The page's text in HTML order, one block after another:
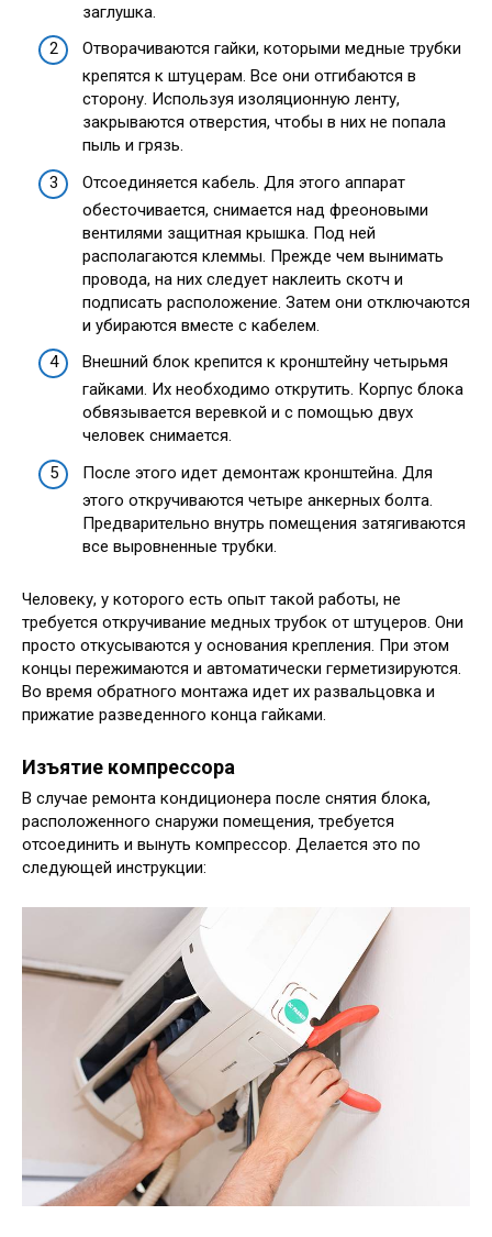
заглушка.
Отворачиваются гайки, которыми медные трубки
крепятся к штуцерам. Все они отгибаются в
сторону. Используя изоляционную ленту,
закрываются отверстия, чтобы в них не попала
пыль и грязь.
Отсоединяется кабель. Для этого аппарат
обесточивается, снимается над фреоновыми
вентилями защитная крышка. Под ней
располагаются клеммы. Прежде чем вынимать
провода, на них следует наклеить скотч и
подписать расположение. Затем они отключаются
и убираются вместе с кабелем.
Внешний блок крепится к кронштейну четырьмя
гайками. Их необходимо открутить. Корпус блока
обвязывается веревкой и с помощью двух
человек снимается.
После этого идет демонтаж кронштейна. Для
этого откручиваются четыре анкерных болта.
Предварительно внутрь помещения затягиваются
все выровненные трубки.
Человеку, у которого есть опыт такой работы, не
требуется откручивание медных трубок от штуцеров. Они
просто откусываются у основания крепления. При этом
концы пережимаются и автоматически герметизируются.
Во время обратного монтажа идет их развальцовка и
прижатие разведенного конца гайками.
Изъятие компрессора
В случае ремонта кондиционера после снятия блока,
расположенного снаружи помещения, требуется
отсоединить и вынуть компрессор. Делается это по
следующей инструкции: